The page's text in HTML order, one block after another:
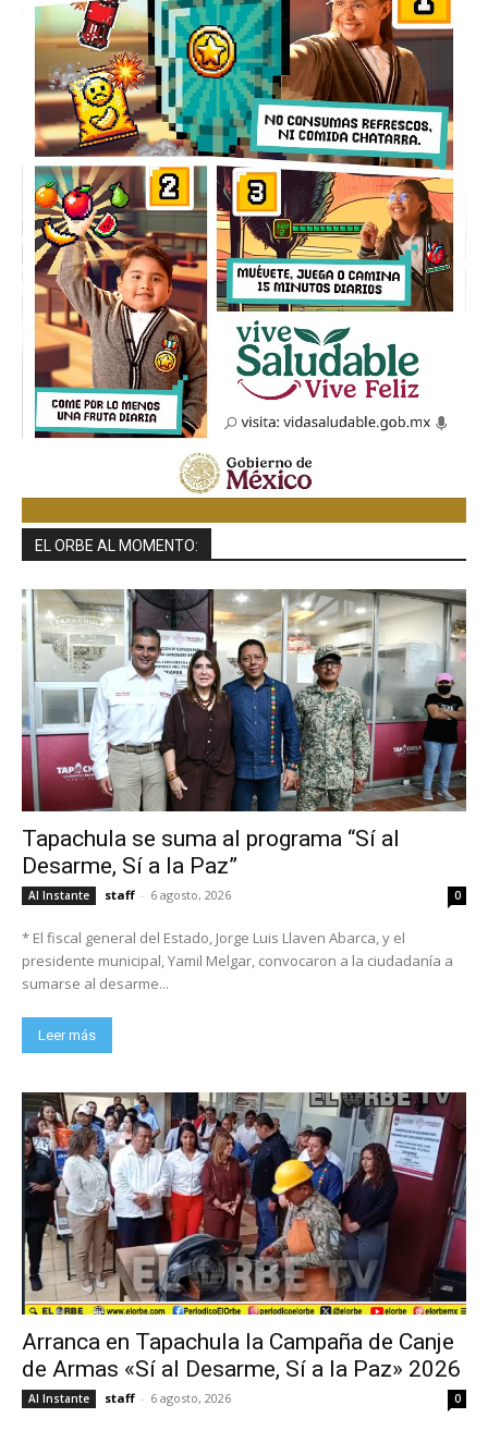
EL ORBE AL MOMENTO:
Tapachula se suma al programa “Sí al
Desarme, Sí a la Paz”
Al Instante staff - 6 agosto, 2026 0
* El fiscal general del Estado, Jorge Luis Llaven Abarca, y el
presidente municipal, Yamil Melgar, convocaron a la ciudadanía a
sumarse al desarme...
Leer más
Arranca en Tapachula la Campaña de Canje
de Armas «Sí al Desarme, Sí a la Paz» 2026
Al Instante staff - 6 agosto, 2026 0